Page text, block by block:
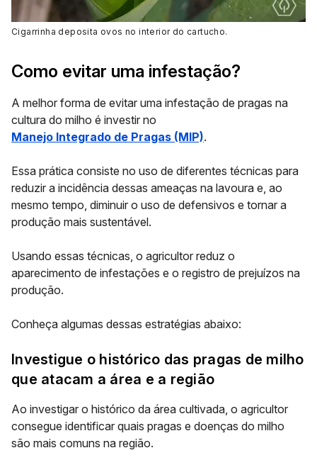
Cigarrinha deposita ovos no interior do cartucho.
Como evitar uma infestação?
A melhor forma de evitar uma infestação de pragas na
cultura do milho é investir no
Manejo Integrado de Pragas (MIP).
Essa prática consiste no uso de diferentes técnicas para
reduzir a incidência dessas ameaças na lavoura e, ao
mesmo tempo, diminuir o uso de defensivos e tornar a
produção mais sustentável.
Usando essas técnicas, o agricultor reduz o
aparecimento de infestações e o registro de prejuízos na
produção.
Conheça algumas dessas estratégias abaixo:
Investigue o histórico das pragas de milho
que atacam a área e a região
Ao investigar o histórico da área cultivada, o agricultor
consegue identificar quais pragas e doenças do milho
são mais comuns na região.